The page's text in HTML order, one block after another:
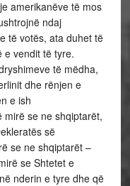
amerikanëve të mos
ndaj
të votës, ata duhet të
e vendit të tyre.
të mëdha,
dhe rënjen e
e ish
mirë se ne shqiptarët,
së
se ne shqiptarët –
se Shtetet e
nderin e tyre dhe që